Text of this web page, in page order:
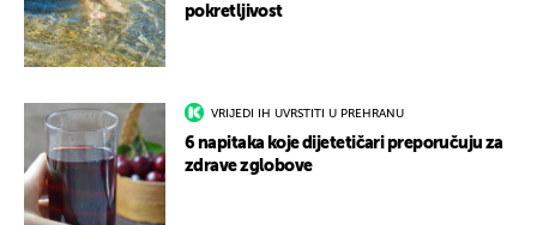
pokretljivost
VRIJEDI IH UVRSTITI U PREHRANU
6 napitaka koje dijetetičari preporučuju za
zdrave zglobove